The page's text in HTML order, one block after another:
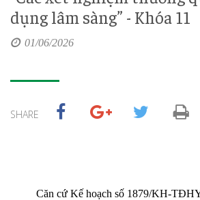
dụng lâm sàng” - Khóa 11
01/06/2026
SHARE
Căn cứ Kế hoạch số 1879/KH-